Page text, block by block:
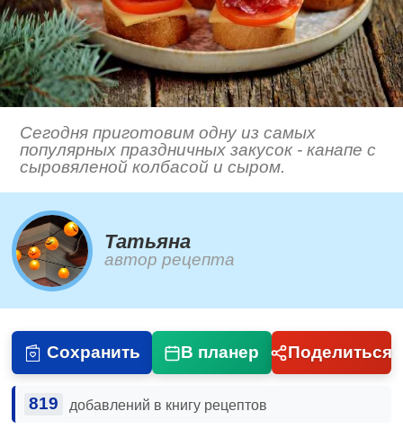
Сегодня приготовим одну из самых
популярных праздничных закусок - канапе с
сыровяленой колбасой и сыром.
Татьяна
автор рецепта
Сохранить В планер Поделиться
819 добавлений в книгу рецептов